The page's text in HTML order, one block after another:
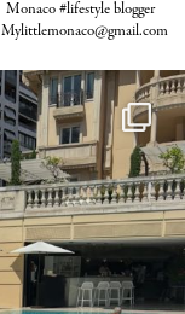
Monaco #lifestyle blogger